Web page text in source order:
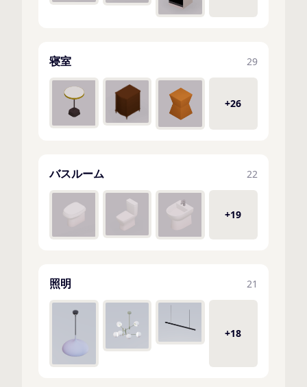
寝室 29
+26
バスルーム 22
+19
照明 21
+18